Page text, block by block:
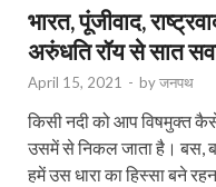
भारत, पूंजीवाद,
अरुंधति रॉय से सात
April 15, 2021 - byजनपथ
किसी नदी को आप विषमुक्‍त
उसमें से निकल जाता है। बस,
हमें उस धारा का हिस्सा बने